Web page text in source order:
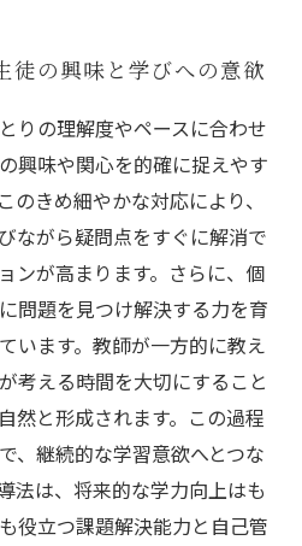
徒の興味と学びへの意欲
りの理解度やペースに合わせ
興味や関心を的確に捉えやす
のきめ細やかな対応により、
ながら疑問点をすぐに解消で
ンが高まります。さらに、個
問題を見つけ解決する力を育
います。教師が一方的に教え
考える時間を大切にすること
然と形成されます。この過程
、継続的な学習意欲へとつな
法は、将来的な学力向上はも
役立つ課題解決能力と自己管